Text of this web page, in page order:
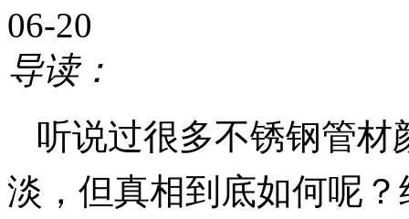
06-20
导读：
听说过很多不锈钢管
淡，但真相到底如何呢